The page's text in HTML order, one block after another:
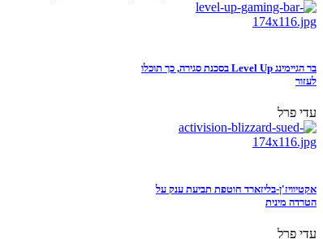
בר הגיימינג Level Up בסכנת סגירה, כך תוכלו
לעזור
עדי פרל
אקטיוויז'ן-בליזארד חוטפת תביעת ענק על
הטרדה מינית
עדי פרל